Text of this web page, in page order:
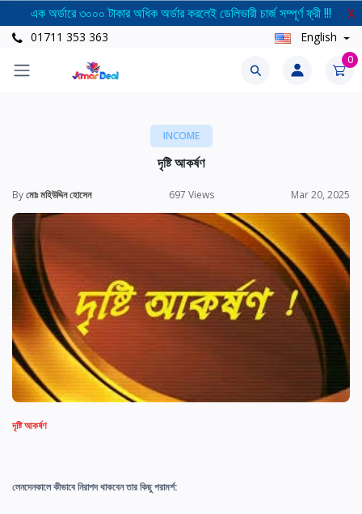
এক অর্ডারে ৩০০০ টাকার অধিক অর্ডার করলেই ডেলিভারী চার্জ সম্পূর্ণ ফ্রী !!! X
01711 353 363 English
0
INCOME
দৃষ্টি আকর্ষণ
Byমোঃ মহিউদ্দিন হোসেন 697 Views Mar 20, 2025
দৃষ্টি আকর্ষণ
লেনদেনকালে কীভাবে নিরাপদ থাকবেন তার কিছু পরামর্শ: